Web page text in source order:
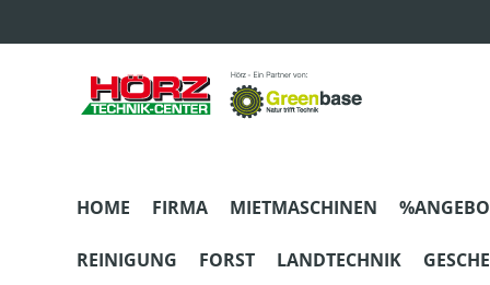
HOME FIRMA MIETMASCHINEN
REINIGUNG FORST LANDTECHNIK